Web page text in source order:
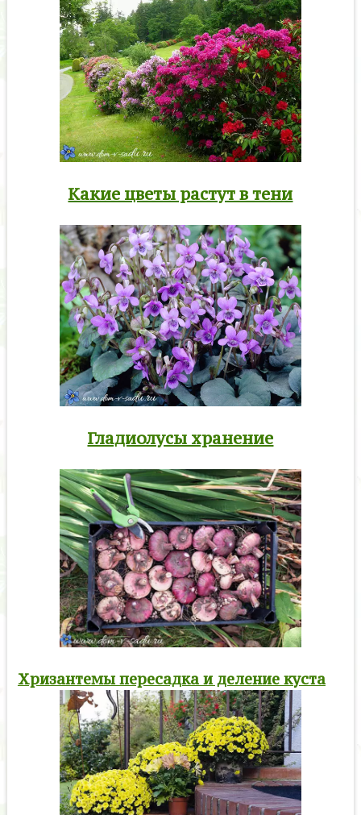
Какие цветы растут в тени
Гладиолусы хранение
Хризантемы пересадка и деление куста